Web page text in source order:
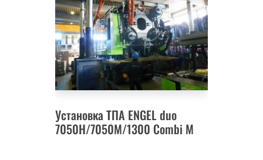
Установка ТПА ENGEL duo
7050H/7050M/1300 Combi M